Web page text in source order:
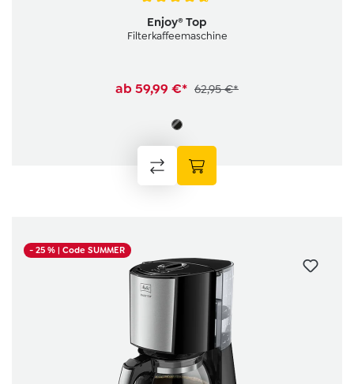
Durchschnittliche Bewertung von 4.6 von 5 Sternen
Enjoy® Top
Filterkaffeemaschine
ab59,99 €* 62,95 €*
- 25 %| Code SUMMER